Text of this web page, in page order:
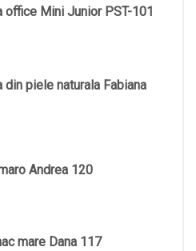
office Mini Junior PST-101
din piele naturala Fabiana
Andrea 120
mare Dana 117